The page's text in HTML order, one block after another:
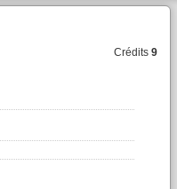
Crédits9